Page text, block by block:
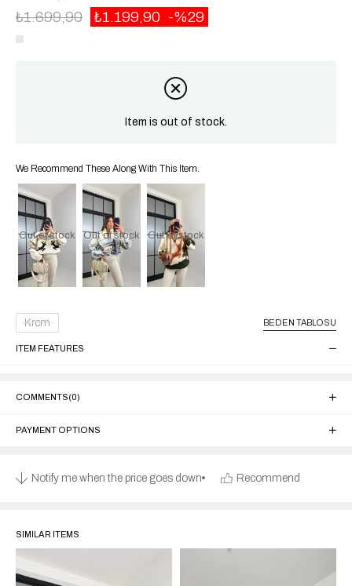
₺1.699,90 ₺1.199,90 29
Item is out of stock.
We Recommend These Along With This Item.
Out of stock Out of stock Out of stock
Krem BEDEN TABLOSU
ITEM FEATURES
COMMENTS(0)
PAYMENT OPTIONS
Notify me when the price goes down Recommend
SIMILAR ITEMS